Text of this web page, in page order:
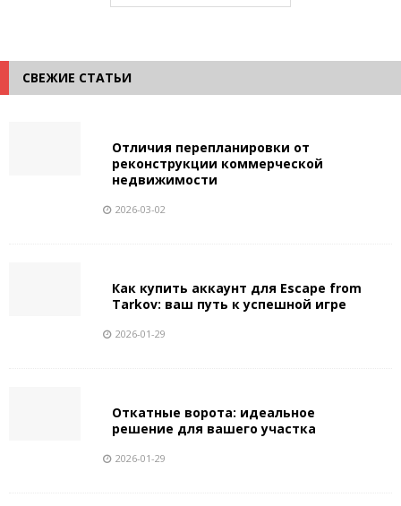
СВЕЖИЕ СТАТЬИ
Отличия перепланировки от
реконструкции коммерческой
недвижимости
2026-03-02
Как купить аккаунт для Escape from
Tarkov: ваш путь к успешной игре
2026-01-29
Откатные ворота: идеальное
решение для вашего участка
2026-01-29